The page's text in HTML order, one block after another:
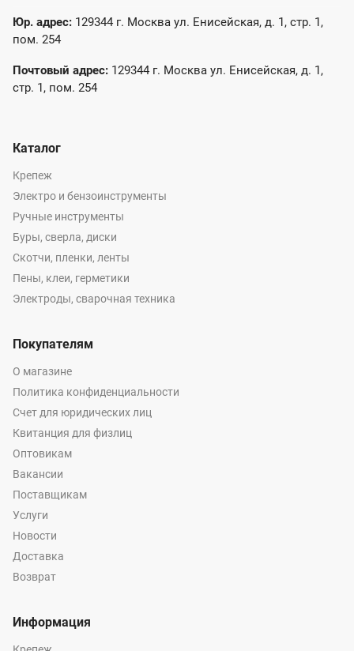
Юр. адрес: 129344 г. Москва ул. Енисейская, д. 1, стр. 1,
пом. 254
Почтовый адрес: 129344 г. Москва ул. Енисейская, д. 1,
стр. 1, пом. 254
Каталог
Крепеж
Электро и бензоинструменты
Ручные инструменты
Буры, сверла, диски
Скотчи, пленки, ленты
Пены, клеи, герметики
Электроды, сварочная техника
Покупателям
О магазине
Политика конфиденциальности
Счет для юридических лиц
Квитанция для физлиц
Оптовикам
Вакансии
Поставщикам
Услуги
Новости
Доставка
Возврат
Информация